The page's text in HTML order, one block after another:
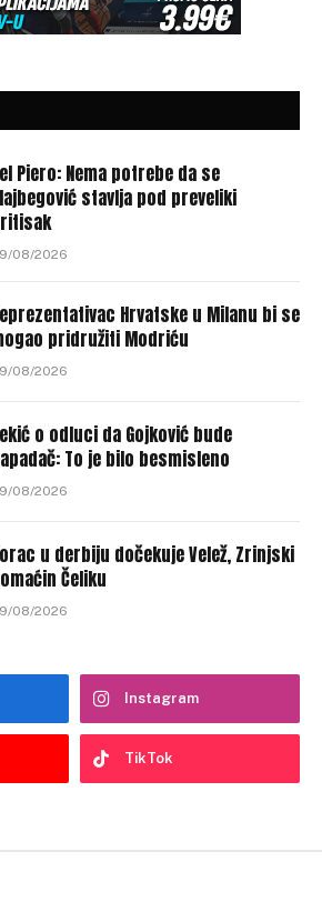
Piero: Nema potrebe da se
stavlja pod preveliki
08/2026
Hrvatske u Milanu bi se
pridružiti Modriću
08/2026
o odluci da Gojković bude
To je bilo besmisleno
08/2026
u derbiju dočekuje Velež, Zrinjski
Čeliku
08/2026
Instagram
TikTok